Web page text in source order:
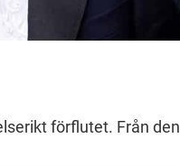
förflutet. Från den